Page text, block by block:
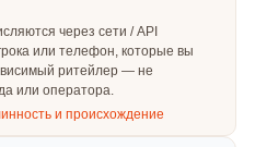
через сети / API
или телефон, которые вы
ритейлер — не
или оператора.
и происхождение